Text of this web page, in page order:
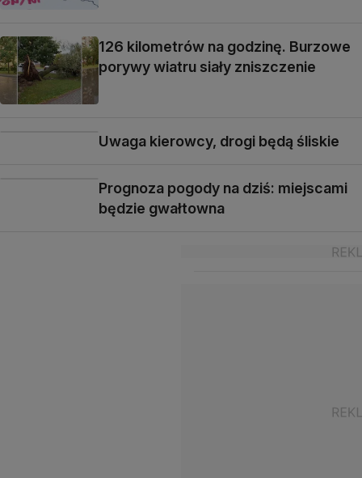
126 kilometrów na godzinę. Burzowe
porywy wiatru siały zniszczenie
Uwaga kierowcy, drogi będą śliskie
Prognoza pogody na dziś: miejscami
będzie gwałtowna